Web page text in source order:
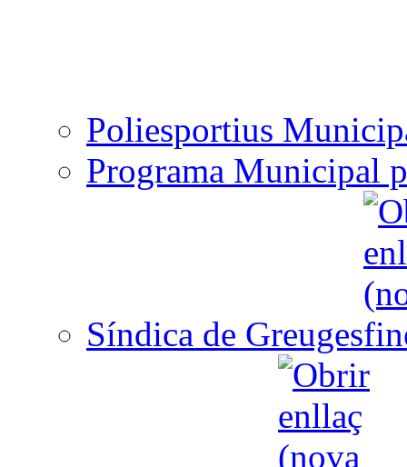
Poliesportius
Programa Municipal
Síndica de Greuges